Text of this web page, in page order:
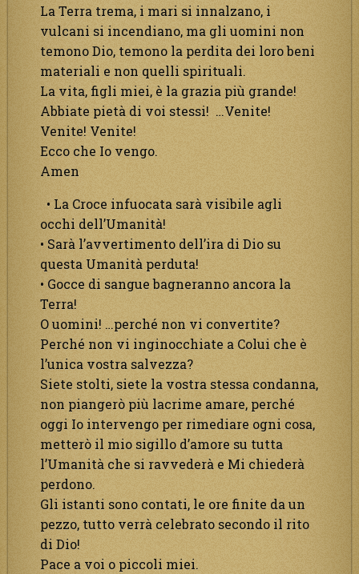
La Terra trema, i mari si innalzano, i
vulcani si incendiano, ma gli uomini non
temono Dio, temono la perdita dei loro beni
materiali e non quelli spirituali.
La vita, figli miei, è la grazia più grande!
Abbiate pietà di voi stessi! …Venite!
Venite! Venite!
Ecco che Io vengo.
Amen
• La Croce infuocata sarà visibile agli
occhi dell’Umanità!
• Sarà l’avvertimento dell’ira di Dio su
questa Umanità perduta!
• Gocce di sangue bagneranno ancora la
Terra!
O uomini! …perché non vi convertite?
Perché non vi inginocchiate a Colui che è
l’unica vostra salvezza?
Siete stolti, siete la vostra stessa condanna,
non piangerò più lacrime amare, perché
oggi Io intervengo per rimediare ogni cosa,
metterò il mio sigillo d’amore su tutta
l’Umanità che si ravvederà e Mi chiederà
perdono.
Gli istanti sono contati, le ore finite da un
pezzo, tutto verrà celebrato secondo il rito
di Dio!
Pace a voi o piccoli miei.